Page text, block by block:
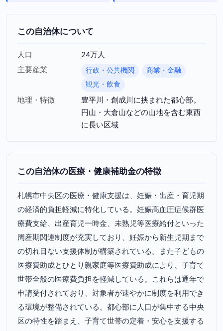
この自治体について
人口
24万人
主要産業
行政・公共機関
商業・金融
観光・飲食
地理・特徴
豊平川・創成川に挟まれた都心部。
円山・大倉山などの山地を含む東西
に長い区域
この自治体の医療・健康補助金の特徴
札幌市中央区の医療・健康支援は、妊娠・出産・育児期
の経済的負担軽減に特化している。妊娠高血圧症候群医
療費支給、出産育児一時金、未熟児等医療給付といった
周産期関連制度が充実しており、妊娠から新生児期まで
の切れ目ない支援体制が構築されている。また子どもの
医療費助成とひとり親家庭等医療費助成により、子育て
世帯全般の医療費負担を軽減している。これらは通年で
申請受付されており、対象者が速やかに制度を利用でき
る環境が整備されている。都心部に人口が集中する中央
区の特性を踏まえ、子育て世帯の定着・安心を支援する